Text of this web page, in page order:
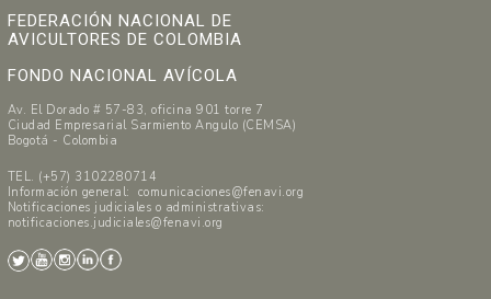
FEDERACIÓN NACIONAL DE
AVICULTORES DE COLOMBIA
FONDO NACIONAL AVÍCOLA
Av. El Dorado # 57-83, oficina 901 torre 7
Ciudad Empresarial Sarmiento Angulo (CEMSA)
Bogotá - Colombia
TEL. (+57) 3102280714
Información general: comunicaciones@fenavi.org
Notificaciones judiciales o administrativas:
notificaciones.judiciales@fenavi.org